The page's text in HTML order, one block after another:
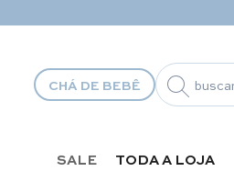
CHÁ DE BEBÊ
SALE TODA A LOJA